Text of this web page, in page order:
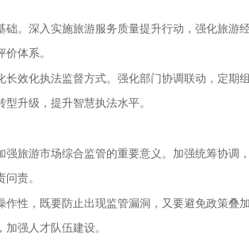
。深入实施旅游服务质量提升行动，强化旅游
体系。
效化执法监督方式。强化部门协调联动，定期
升级，提升智慧执法水平。
旅游市场综合监管的重要意义。加强统筹协调
责。
性，既要防止出现监管漏洞，又要避免政策叠
强人才队伍建设。